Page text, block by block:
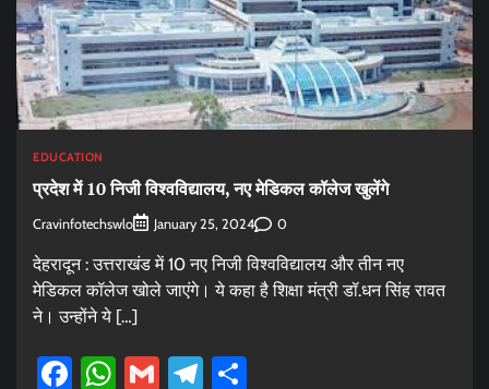
EDUCATION
प्रदेश में 10 निजी विश्वविद्यालय, नए मेडिकल कॉलेज खुलेंगे
Cravinfotechswlo January 25, 2024 0
देहरादून : उत्तराखंड में 10 नए निजी विश्वविद्यालय और तीन नए
मेडिकल कॉलेज खोले जाएंगे। ये कहा है शिक्षा मंत्री डॉ.धन सिंह रावत
ने। उन्होंने ये […]
Facebook
WhatsApp
GmailTelegram